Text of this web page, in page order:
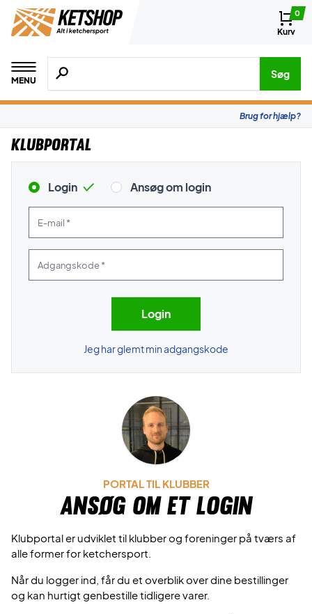
0
Kurv
MENU
Søg efter produkter, mærker etc.
Søg
Brug for hjælp?
Klubportal
Login Ansøg om login
Jeg har glemt min adgangskode
PORTAL TIL KLUBBER
Ansøg om et login
Klubportal er udviklet til klubber og foreninger på tværs af
alle former for ketchersport.
Når du logger ind, får du et overblik over dine bestillinger
og kan hurtigt genbestille tidligere varer.